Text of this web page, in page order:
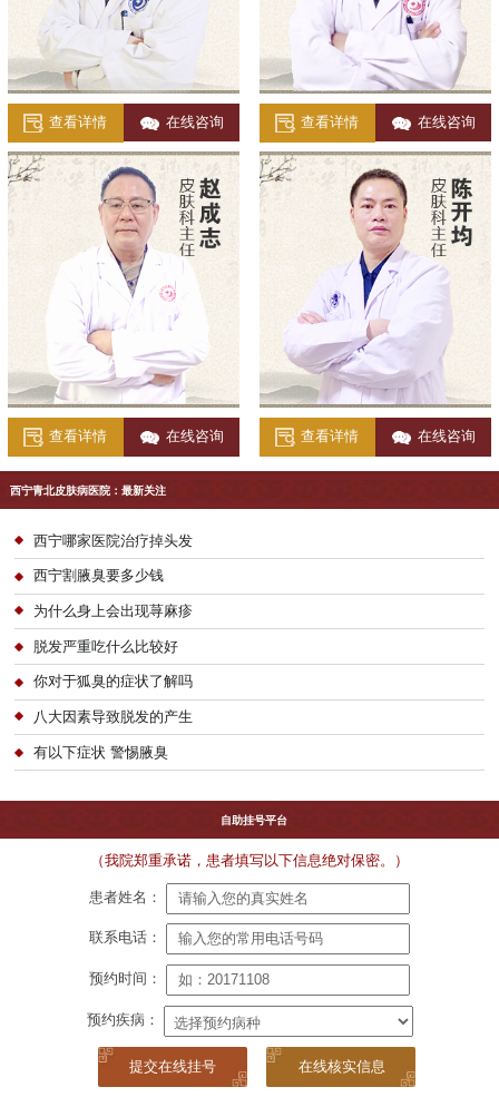
查看详情 在线咨询 查看详情 在线咨询
查看详情 在线咨询 查看详情 在线咨询
西宁青北皮肤病医院：最新关注
西宁哪家医院治疗掉头发
西宁割腋臭要多少钱
为什么身上会出现荨麻疹
脱发严重吃什么比较好
你对于狐臭的症状了解吗
八大因素导致脱发的产生
有以下症状 警惕腋臭
自助挂号平台
（我院郑重承诺，患者填写以下信息绝对保密。）
患者姓名：
联系电话：
预约时间：
预约疾病：
在线核实信息